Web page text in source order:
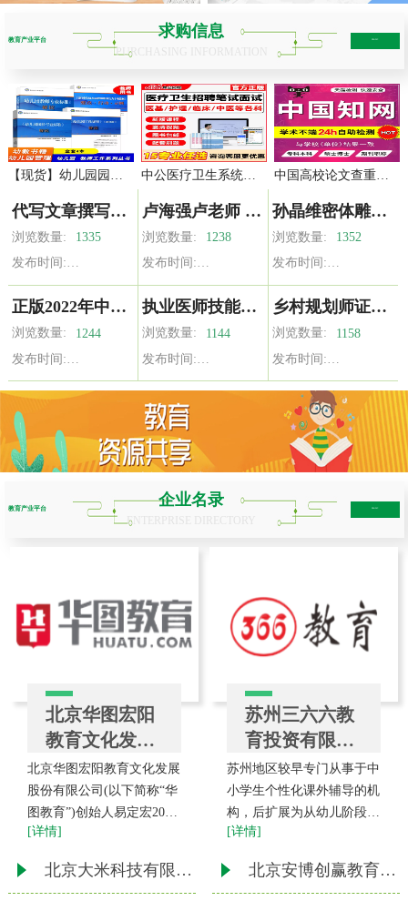
教育产业平台 求购信息
PURCHASING INFORMATION
more+
代写文章撰写服务英语修改润色征文读后感文案演讲稿写作代笔总结
浏览数量:
1335
发布时间:
卢海强卢老师 系统集成项目管理工程师视频课程 海讯 中项 教程
浏览数量:
1238
发布时间:
孙晶维密体雕全身课程零基础塑形体雕肌肉功能应用手法复习课
浏览数量:
1352
发布时间:
正版2022年中医执业医师考试书资格考试教材师承全套真题习题集确有专长资料资格指导用书职业实践技能医学综合通关题库执医
浏览数量:
1244
发布时间:
执业医师技能综合资料包增加外科内科中西医必过视频助理医师教材
浏览数量:
1144
发布时间:
乡村规划师证书振兴责任社区制度实践经济生态绿色文化课考试教材
浏览数量:
1158
发布时间:
教育产业平台 企业名录
ENTERPRISE DIRECTORY
more+
北京华图宏阳
教育文化发展
股份有限公司
北京华图宏阳教育文化发展
股份有限公司(以下简称“华
图教育”)创始人易定宏2001
年来京创业，2003年2月创
展有限公司(公司前身)。
[详情]
苏州三六六教
育投资有限公
司
苏州地区较早专门从事于中
小学生个性化课外辅导的机
构，后扩展为从幼儿阶段到
退休老人
[详情]
北京大米科技有限公司 北京安博创赢教育科技有限责任公司